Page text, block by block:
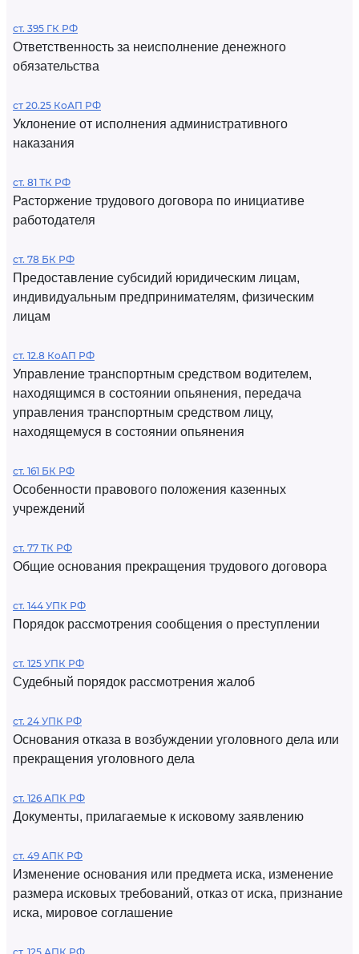
ст. 395 ГК РФ
Ответственность за неисполнение денежного
обязательства
ст 20.25 КоАП РФ
Уклонение от исполнения административного
наказания
ст. 81 ТК РФ
Расторжение трудового договора по инициативе
работодателя
ст. 78 БК РФ
Предоставление субсидий юридическим лицам,
индивидуальным предпринимателям, физическим
лицам
ст. 12.8 КоАП РФ
Управление транспортным средством водителем,
находящимся в состоянии опьянения, передача
управления транспортным средством лицу,
находящемуся в состоянии опьянения
ст. 161 БК РФ
Особенности правового положения казенных
учреждений
ст. 77 ТК РФ
Общие основания прекращения трудового договора
ст. 144 УПК РФ
Порядок рассмотрения сообщения о преступлении
ст. 125 УПК РФ
Судебный порядок рассмотрения жалоб
ст. 24 УПК РФ
Основания отказа в возбуждении уголовного дела или
прекращения уголовного дела
ст. 126 АПК РФ
Документы, прилагаемые к исковому заявлению
ст. 49 АПК РФ
Изменение основания или предмета иска, изменение
размера исковых требований, отказ от иска, признание
иска, мировое соглашение